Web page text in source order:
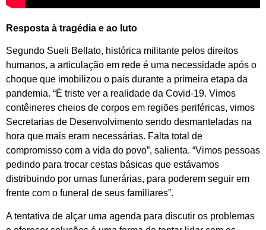
Resposta à tragédia e ao luto
Segundo Sueli Bellato, histórica militante pelos direitos
humanos, a articulação em rede é uma necessidade após o
choque que imobilizou o país durante a primeira etapa da
pandemia. “É triste ver a realidade da Covid-19. Vimos
contêineres cheios de corpos em regiões periféricas, vimos
Secretarias de Desenvolvimento sendo desmanteladas na
hora que mais eram necessárias. Falta total de
compromisso com a vida do povo”, salienta. “Vimos pessoas
pedindo para trocar cestas básicas que estávamos
distribuindo por urnas funerárias, para poderem seguir em
frente com o funeral de seus familiares”.
A tentativa de alçar uma agenda para discutir os problemas